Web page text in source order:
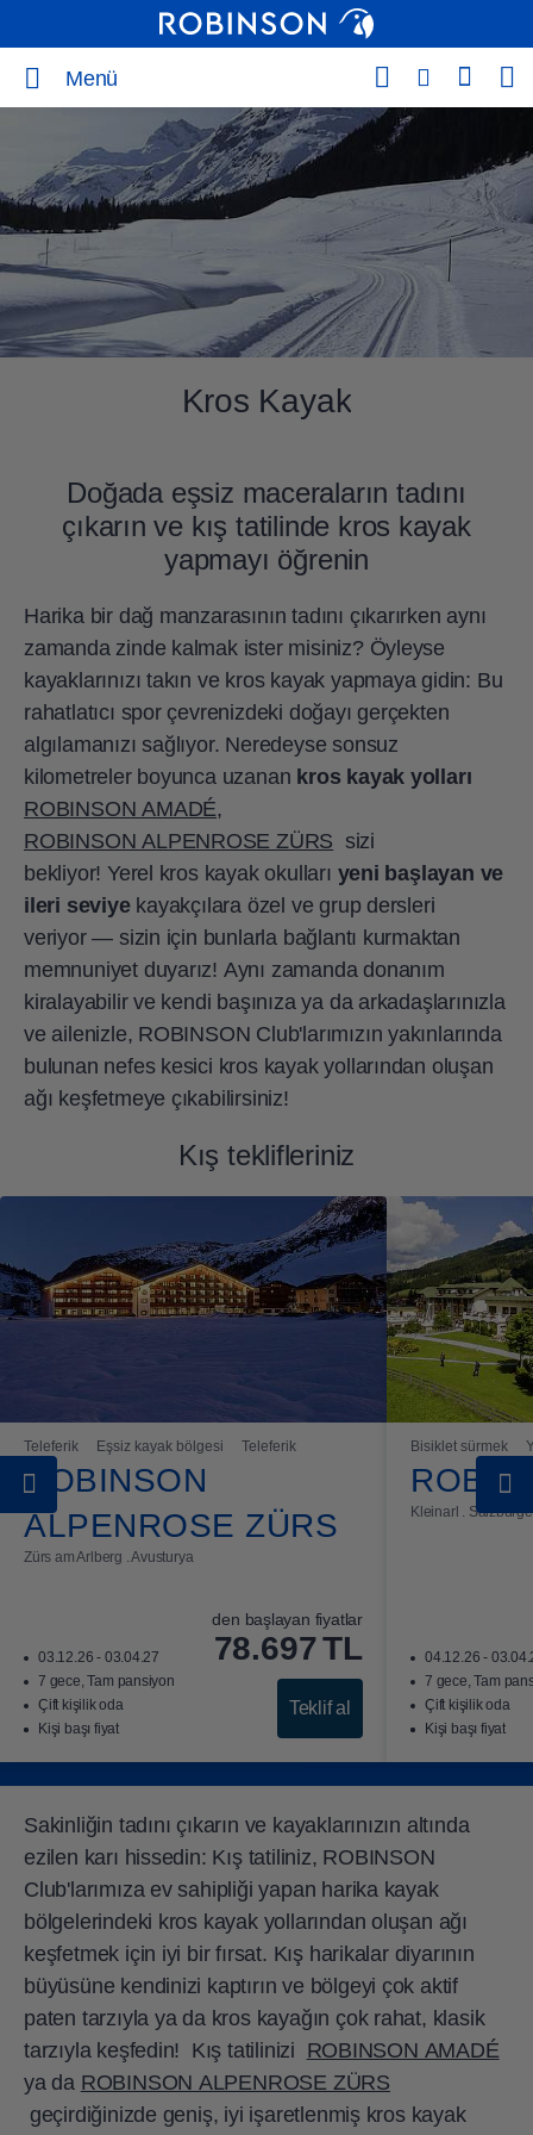
Menü
Kros Kayak
Doğada eşsiz maceraların tadını
çıkarın ve kış tatilinde kros kayak
yapmayı öğrenin
Harika bir dağ manzarasının tadını çıkarırken aynı
zamanda zinde kalmak ister misiniz? Öyleyse
kayaklarınızı takın ve kros kayak yapmaya gidin: Bu
rahatlatıcı spor çevrenizdeki doğayı gerçekten
algılamanızı sağlıyor. Neredeyse sonsuz
kilometreler boyunca uzanan kros kayak yolları
ROBINSON AMADÉ,
ROBINSON ALPENROSE ZÜRS sizi
bekliyor! Yerel kros kayak okulları yeni başlayan ve
ileri seviyekayakçılara özel ve grup dersleri
veriyor — sizin için bunlarla bağlantı kurmaktan
memnuniyet duyarız! Aynı zamanda donanım
kiralayabilir ve kendi başınıza ya da arkadaşlarınızla
ve ailenizle, ROBINSON Club'larımızın yakınlarında
bulunan nefes kesici kros kayak yollarından oluşan
ağı keşfetmeye çıkabilirsiniz!
Kış teklifleriniz
Teleferik Eşsiz kayak bölgesi Teleferik
ROBINSON
ALPENROSE ZÜRS
Zürs am Arlberg . Avusturya
03.12.26 - 03.04.27
7 gece, Tam pansiyon
Çift kişilik oda
Kişi başı fiyat
den başlayan fiyatlar
78.697TL
Teklif al
Bisiklet sürmek
Kleinarl .
04.12.26 -
7 gece, Tam
Çift kişilik oda
Kişi başı fiyat
Sakinliğin tadını çıkarın ve kayaklarınızın altında
ezilen karı hissedin: Kış tatiliniz, ROBINSON
Club'larımıza ev sahipliği yapan harika kayak
bölgelerindeki kros kayak yollarından oluşan ağı
keşfetmek için iyi bir fırsat. Kış harikalar diyarının
büyüsüne kendinizi kaptırın ve bölgeyi çok aktif
paten tarzıyla ya da kros kayağın çok rahat, klasik
tarzıyla keşfedin! Kış tatilinizi ROBINSON AMADÉ
ya da ROBINSON ALPENROSE ZÜRS
geçirdiğinizde geniş, iyi işaretlenmiş kros kayak